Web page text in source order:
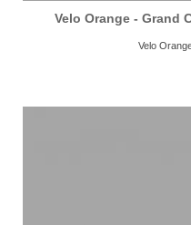
Velo Orange - Grand
Velo